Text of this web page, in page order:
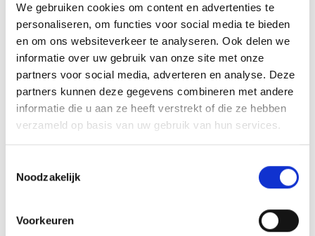
We gebruiken cookies om content en advertenties te
personaliseren, om functies voor social media te bieden
en om ons websiteverkeer te analyseren. Ook delen we
informatie over uw gebruik van onze site met onze
partners voor social media, adverteren en analyse. Deze
partners kunnen deze gegevens combineren met andere
informatie die u aan ze heeft verstrekt of die ze hebben
verzameld op basis van uw gebruik van hun services.
Noodzakelijk
Voorkeuren
Wil je ze juist wat minder pittig? vervang de sriracha dan
voor sweet chili saus
AANBEVOLEN ACCESSOIRES
OOK LEUK VOOR ANDERE RECEPTEN